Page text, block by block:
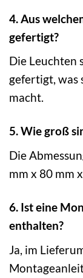
4. Aus
gefertigt?
Die Leuchten
gefertigt, was
macht.
5. Wie groß
Die
mm x 80 mm
6. Ist eine
enthalten?
Ja, im